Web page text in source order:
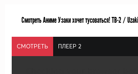
Смотреть Аниме Узаки хочет тусоваться! ТВ-2 /
СМОТРЕТЬ ПЛЕЕР 2